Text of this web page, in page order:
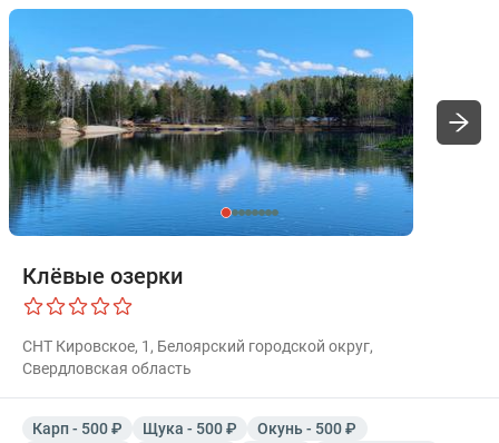
Клёвые озерки
СНТ Кировское, 1, Белоярский городской округ,
Свердловская область
Карп - 500 ₽ Щука - 500 ₽
Окунь - 500 ₽